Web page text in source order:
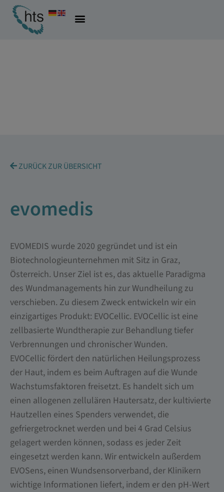
ZURÜCK ZUR ÜBERSICHT
evomedis
EVOMEDIS wurde 2020 gegründet und ist ein
Biotechnologieunternehmen mit Sitz in Graz,
Österreich. Unser Ziel ist es, das aktuelle Paradigma
des Wundmanagements hin zur Wundheilung zu
verschieben. Zu diesem Zweck entwickeln wir ein
einzigartiges Produkt: EVOCellic. EVOCellic ist eine
zellbasierte Wundtherapie zur Behandlung tiefer
Verbrennungen und chronischer Wunden.
EVOCellic fördert den natürlichen Heilungsprozess
der Haut, indem es beim Auftragen auf die Wunde
Wachstumsfaktoren freisetzt. Es handelt sich um
einen allogenen zellulären Hautersatz, der kultivierte
Hautzellen eines Spenders verwendet, die
gefriergetrocknet werden und bei 4 Grad Celsius
gelagert werden können, sodass es jeder Zeit
eingesetzt werden kann. Wir entwickeln außerdem
EVOSens, einen Wundsensorverband, der Klinikern
wichtige Informationen liefert, indem er den pH-Wert